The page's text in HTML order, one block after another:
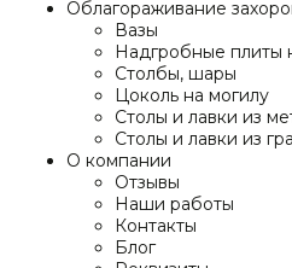
Облагораживание
Вазы
Надгробные плиты
Столбы, шары
Цоколь на могилу
Столы и лавки из
Столы и лавки из
О компании
Отзывы
Наши работы
Контакты
Блог